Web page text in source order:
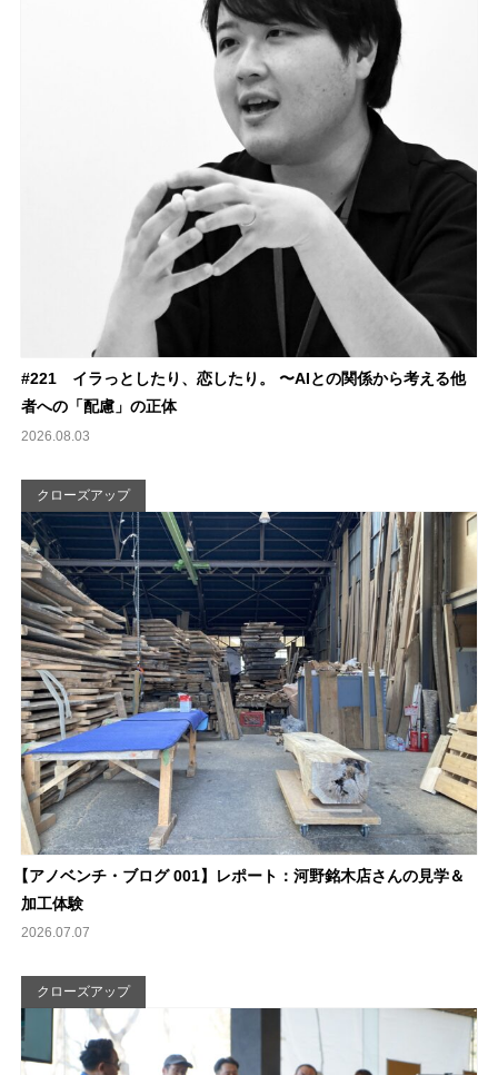
#221 イラっとしたり、恋したり。 〜AIとの関係から考える他
者への「配慮」の正体
2026.08.03
クローズアップ
【アノベンチ・ブログ 001】レポート：河野銘木店さんの見学＆
加工体験
2026.07.07
クローズアップ